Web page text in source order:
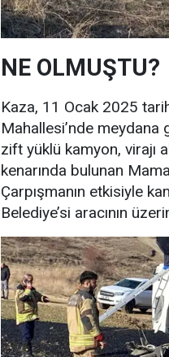
NE OLMUŞTU?
Kaza, 11 Ocak 2025
Mahallesi’nde meydana
zift yüklü kamyon, virajı
kenarında bulunan
Çarpışmanın etkisiyle
Belediye’si aracının